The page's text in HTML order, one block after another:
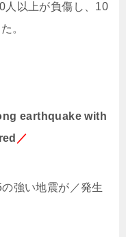
人以上が負傷し、 10
。
earthquake with
／
の強い地震が／発生